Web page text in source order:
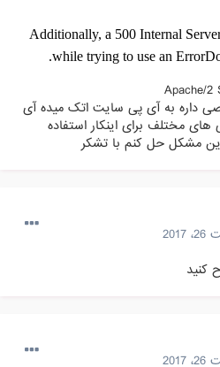
Additionally, a 500 Internal
while trying to use an
Apache/
به آی پی سایت اتک میده آی
مختلف برای اینکار استفاده
مشکل حل کنم با تشکر
کنید